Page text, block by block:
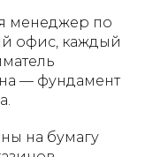
менеджер по
офис, каждый
— фундамент
на бумагу